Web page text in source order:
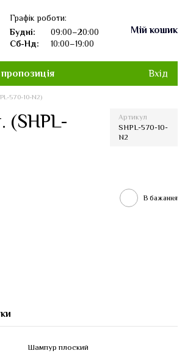
Графік роботи:
Будні:
09:00–20:00
Сб-Нд:
10:00–19:00
Мій кошик
Вхід
570-10-N2)
Артикул
SHPL-570-10-
N2
В бажання
Шампур плоский